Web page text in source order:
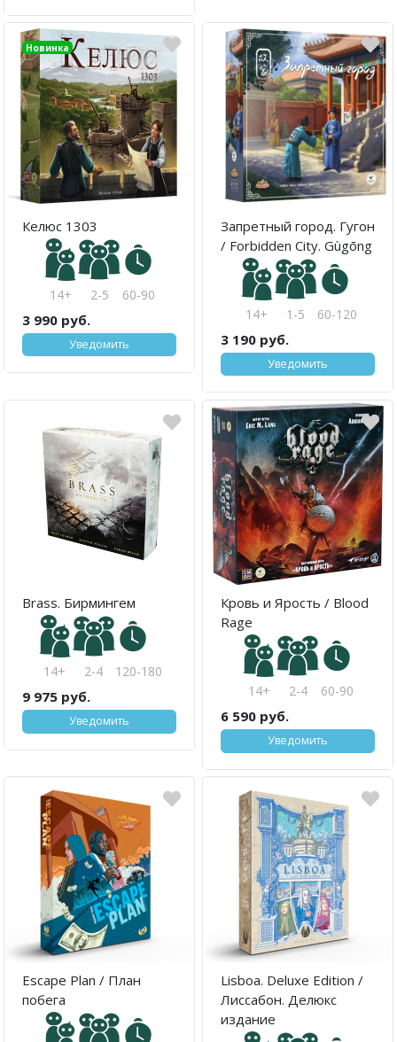
Новинка
Келюс 1303
14+ 2-5 60-90
3 990 руб.
Уведомить
Запретный город. Гугон
/ Forbidden City. Gùgōng
14+ 1-5 60-120
3 190 руб.
Уведомить
Brass. Бирмингем
14+ 2-4 120-180
9 975 руб.
Уведомить
Кровь и Ярость / Blood
Rage
14+ 2-4 60-90
6 590 руб.
Уведомить
Escape Plan / План
побега
Lisboa. Deluxe Edition /
Лиссабон. Делюкс
издание